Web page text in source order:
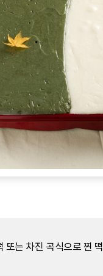
또는 차진 곡식으로 찐